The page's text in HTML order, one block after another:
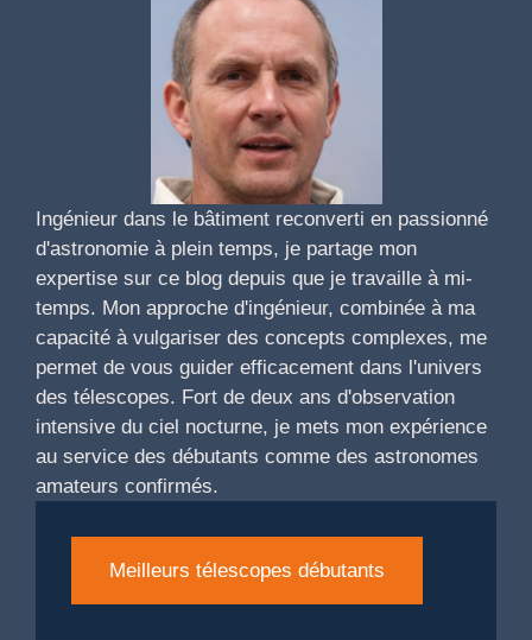
Ingénieur dans le bâtiment reconverti en passionné
d'astronomie à plein temps, je partage mon
expertise sur ce blog depuis que je travaille à mi-
temps. Mon approche d'ingénieur, combinée à ma
capacité à vulgariser des concepts complexes, me
permet de vous guider efficacement dans l'univers
des télescopes. Fort de deux ans d'observation
intensive du ciel nocturne, je mets mon expérience
au service des débutants comme des astronomes
amateurs confirmés.
Meilleurs télescopes débutants